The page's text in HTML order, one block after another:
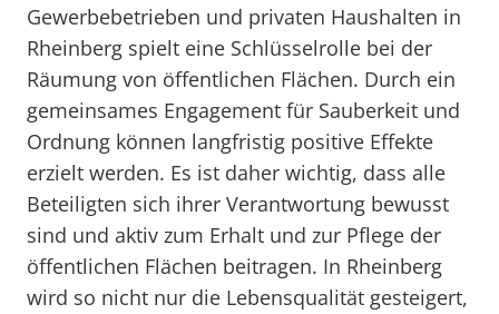
Gewerbebetrieben und privaten Haushalten in
Rheinberg spielt eine Schlüsselrolle bei der
Räumung von öffentlichen Flächen. Durch ein
gemeinsames Engagement für Sauberkeit und
Ordnung können langfristig positive Effekte
erzielt werden. Es ist daher wichtig, dass alle
Beteiligten sich ihrer Verantwortung bewusst
sind und aktiv zum Erhalt und zur Pflege der
öffentlichen Flächen beitragen. In Rheinberg
wird so nicht nur die Lebensqualität gesteigert,